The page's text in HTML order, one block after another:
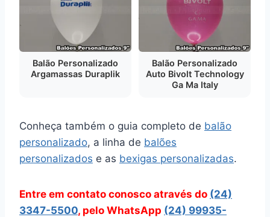
Balão Personalizado
Argamassas Duraplik
Balão Personalizado
Auto Bivolt Technology
Ga Ma Italy
Conheça também o guia completo de balão
personalizado, a linha de balões
personalizados e as bexigas personalizadas.
Entre em contato conosco através do (24)
3347-5500, pelo WhatsApp (24) 99935-